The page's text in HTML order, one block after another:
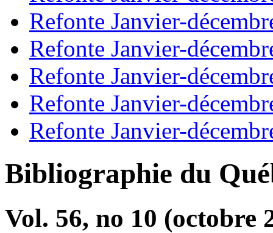
Refonte Janvier-
Refonte Janvier-
Refonte Janvier-
Refonte Janvier-
Refonte Janvier-
Bibliographie du
Vol. 56, no 10 (octobre